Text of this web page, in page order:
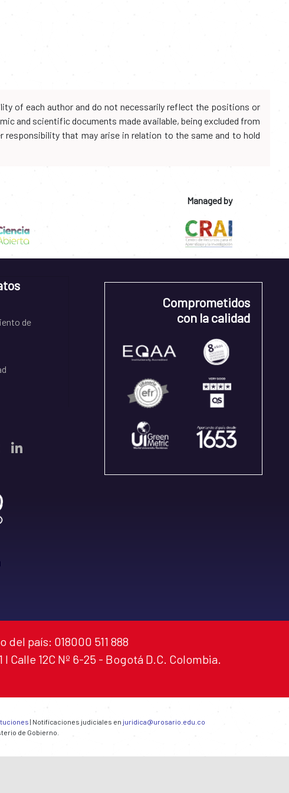
of each author and do not necessarily reflect the positions or
and scientific documents made available, being excluded from
that may arise in relation to the same and to hold
Managed by
de
Comprometidos
con la calidad
del país: 018000 511 888
Calle 12C Nº 6-25 - Bogotá D.C. Colombia.
| Notificaciones judiciales en juridica@urosario.edu.co
de Gobierno.